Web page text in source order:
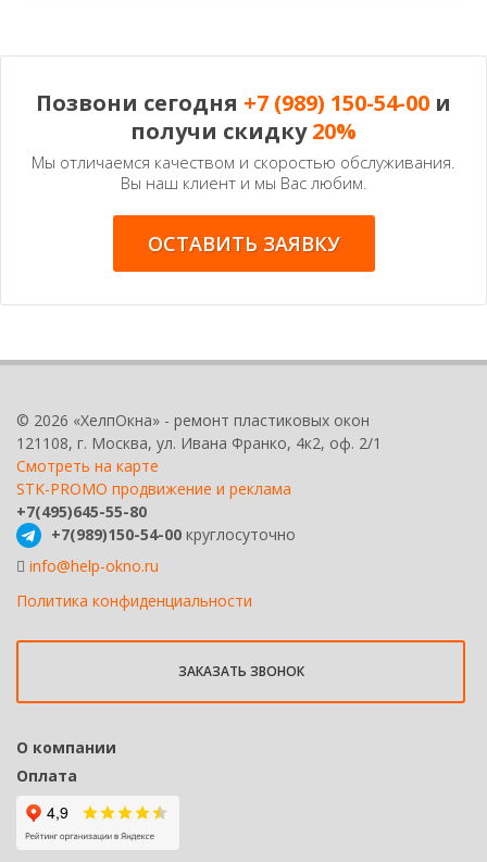
Позвони сегодня +7 (989) 150-54-00 и
получи скидку20%
Мы отличаемся качеством и скоростью обслуживания.
Вы наш клиент и мы Вас любим.
ОСТАВИТЬ ЗАЯВКУ
© 2026 «ХелпОкна» - ремонт пластиковых окон
121108, г. Москва, ул. Ивана Франко, 4к2, оф. 2/1
Смотреть на карте
STK-PROMO продвижение и реклама
+7(495)645-55-80
+7(989)150-54-00 круглосуточно
info@help-okno.ru
Политика конфиденциальности
ЗАКАЗАТЬ ЗВОНОК
О компании
Оплата